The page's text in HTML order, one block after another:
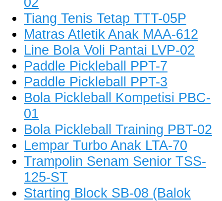
Tiang Tenis Tetap TTT-05P
Matras Atletik Anak MAA-612
Line Bola Voli Pantai LVP-02
Paddle Pickleball PPT-7
Paddle Pickleball PPT-3
Bola Pickleball Kompetisi PBC-
01
Bola Pickleball Training PBT-02
Lempar Turbo Anak LTA-70
Trampolin Senam Senior TSS-
125-ST
Starting Block SB-08 (Balok